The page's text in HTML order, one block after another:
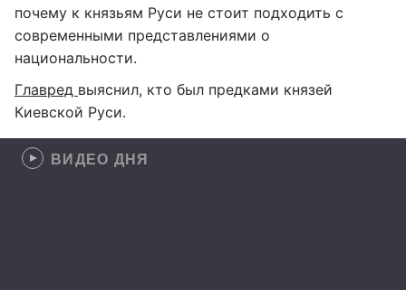
почему к князьям Руси не стоит подходить с
современными представлениями о
национальности.
Главред выяснил, кто был предками князей
Киевской Руси.
ВИДЕО ДНЯ